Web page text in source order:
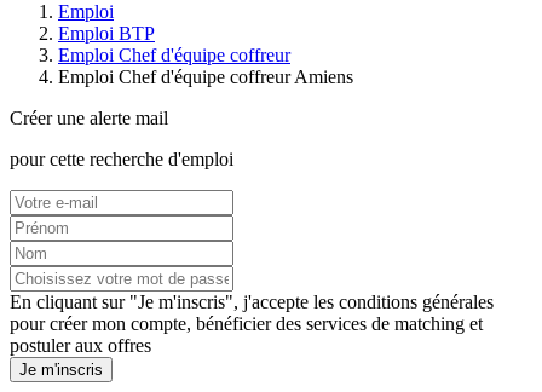
Emploi
Emploi BTP
Emploi Chef d'équipe coffreur
Emploi Chef d'équipe coffreur Amiens
Créer une alerte mail
pour cette recherche d'emploi
En cliquant sur "Je m'inscris", j'accepte les conditions générales
pour créer mon compte, bénéficier des services de matching et
postuler aux offres
Je m'inscris